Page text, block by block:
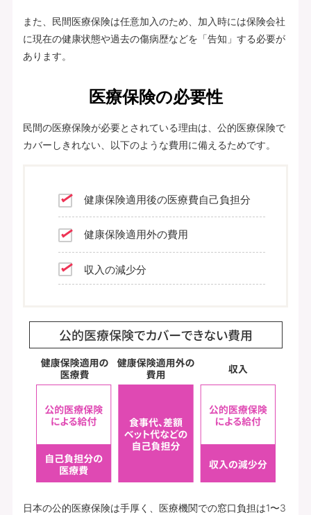
また、民間医療保険は任意加入のため、加入時には保険会社
に現在の健康状態や過去の傷病歴などを「告知」する必要が
あります。
医療保険の必要性
民間の医療保険が必要とされている理由は、公的医療保険で
カバーしきれない、以下のような費用に備えるためです。
健康保険適用後の医療費自己負担分
健康保険適用外の費用
収入の減少分
日本の公的医療保険は手厚く、医療機関での窓口負担は1〜3